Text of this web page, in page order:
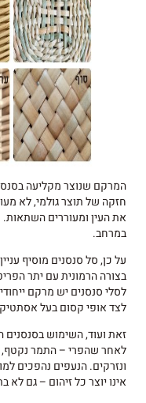
המרקם שנוצר מקליעה
חזקה של תוצר גולמי, לא
את העין ומעוררים
במרחב.
על כן, סל סנסנים מוסיף
בצורה הרמונית עם יתר
לסלי סנסנים יש מרקם
לצד אופי קסום בעל
זאת ועוד, השימוש
לאחר שהפרי – התמר נקטף,
ונזרקים. הנעפים נהפכים
אינו יוצר כל זיהום – גם לא